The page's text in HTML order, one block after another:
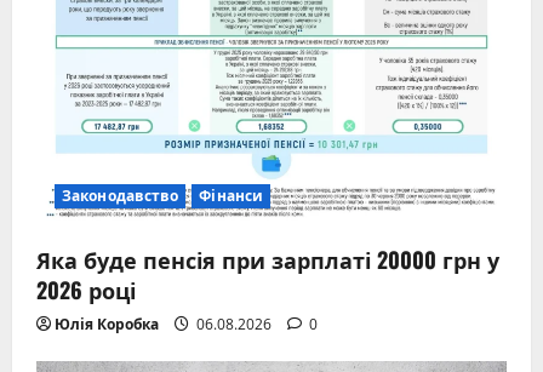
Законодавство Фінанси
Яка буде пенсія при зарплаті 20000 грн у
2026 році
Юлія Коробка 06.08.2026 0